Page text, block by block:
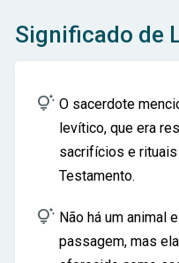
Significado de
 O sacerdote
levítico, que era
sacrifícios e
Testamento.
 Não há um animal
passagem, mas